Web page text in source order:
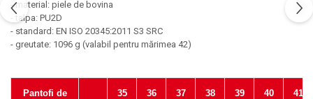
Tricouri polo
Veste de lucru
- material: piele de bovina
- talpa: PU2D
- standard: EN ISO 20345:2011 S3 SRC
- greutate: 1096 g (valabil pentru mărimea 42)
Pantofi de
35 36 37 38 39 40 41